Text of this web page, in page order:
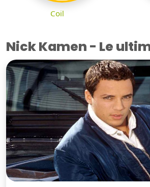
Coil
Nick Kamen - Le